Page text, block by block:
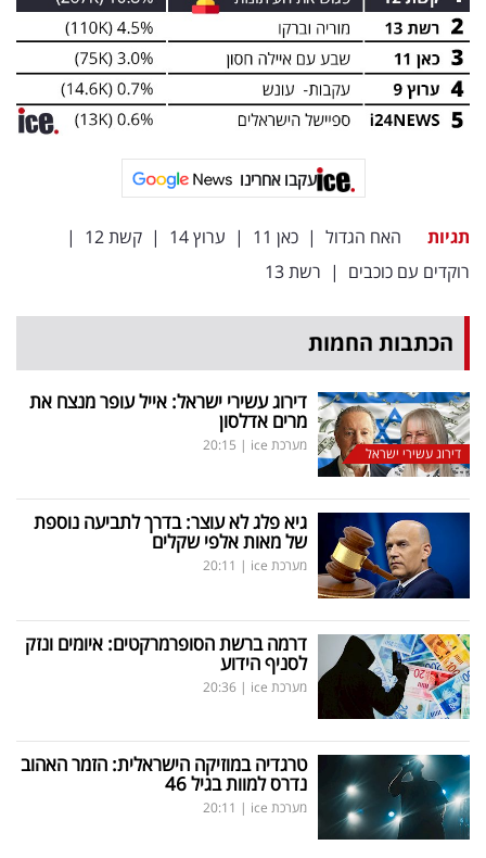
עקבו אחרינו
תגיות האח הגדול | כאן 11 | ערוץ 14 | קשת 12
|
רוקדים עם כוכבים | רשת 13
הכתבות החמות
דירוג עשירי ישראל
דירוג עשירי ישראל: אייל עופר מנצח את
מרים אדלסון
מערכת ice |
20:15
גיא פלג לא עוצר: בדרך לתביעה נוספת
של מאות אלפי שקלים
מערכת ice |
20:11
דרמה ברשת הסופרמרקטים: איומים ונזק
לסניף הידוע
מערכת ice |
20:36
טרגדיה במוזיקה הישראלית: הזמר האהוב
נדרס למוות בגיל 46
מערכת ice |
20:11